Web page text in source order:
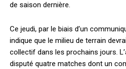
de saison dernière.
Ce jeudi, par le biais d’un
indique que le milieu de terrain
collectif dans les prochains jours.
disputé quatre matches dont un